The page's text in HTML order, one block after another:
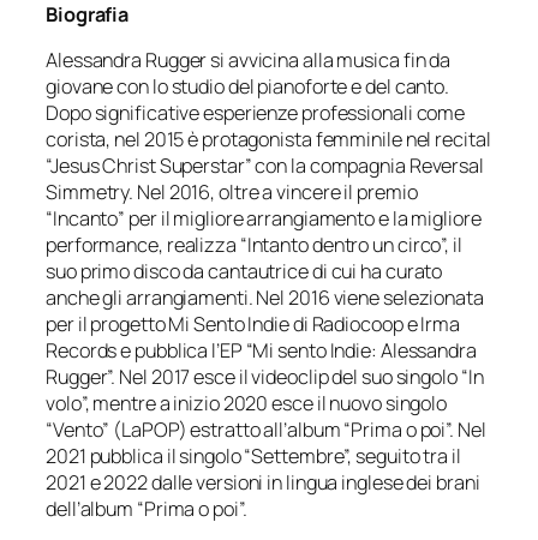
Biografia
Alessandra Rugger si avvicina alla musica fin da
giovane con lo studio del pianoforte e del canto.
Dopo significative esperienze professionali come
corista, nel 2015 è protagonista femminile nel recital
“Jesus Christ Superstar” con la compagnia Reversal
Simmetry. Nel 2016, oltre a vincere il premio
“Incanto” per il migliore arrangiamento e la migliore
performance, realizza “Intanto dentro un circo”, il
suo primo disco da cantautrice di cui ha curato
anche gli arrangiamenti. Nel 2016 viene selezionata
per il progetto Mi Sento Indie di Radiocoop e Irma
Records e pubblica l’EP “Mi sento Indie: Alessandra
Rugger”. Nel 2017 esce il videoclip del suo singolo “In
volo”, mentre a inizio 2020 esce il nuovo singolo
“Vento” (LaPOP) estratto all’album “Prima o poi”. Nel
2021 pubblica il singolo “Settembre”, seguito tra il
2021 e 2022 dalle versioni in lingua inglese dei brani
dell’album “Prima o poi”.